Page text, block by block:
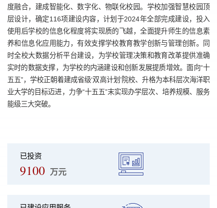
度融合，建成智能化、数字化、物联化校园。学校加强智慧校园顶
层设计，确定116项建设内容，计划于2024年全部完成建设，投入
使用后学校的信息化程度将实现质的飞越，全面提升师生的信息素
养和信息化应用能力，有效支撑学校教育教学创新与管理创新。同
时全校大数据分析平台建设，为学校管理决策和教育改革提供准确
实时的数据支撑，为学校的内涵建设和创新发展提质增效。 面向“十
五五”，学校正朝着建成省级‘双高计划’院校、升格为本科层次海洋职
业大学的目标迈进，力争“十五五”末实现办学层次、培养规模、服务
能级三大突破。
已投资
9100 万元